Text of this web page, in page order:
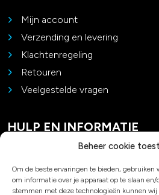
Beheer cookie
Om de beste ervaringen te bieden, gebruiken
om informatie over je apparaat op te slaan en/
stemmen met deze technologieën kunnen
Mijn account
Verzending en levering
Klachtenregeling
Retouren
Veelgestelde vragen
HULP EN INFORMATIE
Padel advies
Privacy en cookies